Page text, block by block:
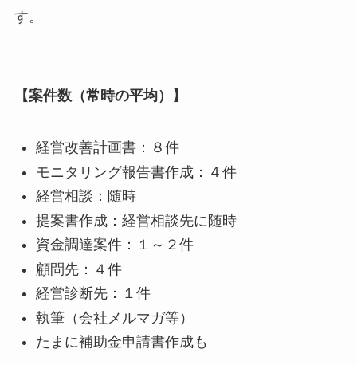
す。
【案件数（常時の平均）】
経営改善計画書：８件
モニタリング報告書作成：４件
経営相談：随時
提案書作成：経営相談先に随時
資金調達案件：１～２件
顧問先：４件
経営診断先：１件
執筆（会社メルマガ等）
たまに補助金申請書作成も